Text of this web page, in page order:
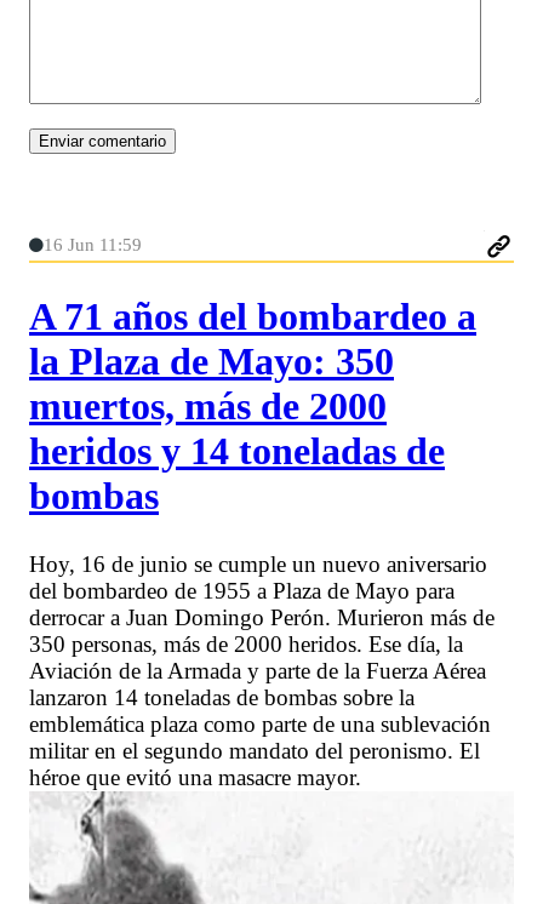
16 Jun 11:59
A 71 años del bombardeo a
la Plaza de Mayo: 350
muertos, más de 2000
heridos y 14 toneladas de
bombas
Hoy, 16 de junio se cumple un nuevo aniversario
del bombardeo de 1955 a Plaza de Mayo para
derrocar a Juan Domingo Perón. Murieron más de
350 personas, más de 2000 heridos. Ese día, la
Aviación de la Armada y parte de la Fuerza Aérea
lanzaron 14 toneladas de bombas sobre la
emblemática plaza como parte de una sublevación
militar en el segundo mandato del peronismo. El
héroe que evitó una masacre mayor.